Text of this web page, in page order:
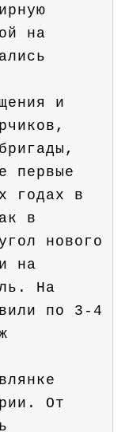
на
и
первые
годах в
в
нового
на
На
по 3-4
От